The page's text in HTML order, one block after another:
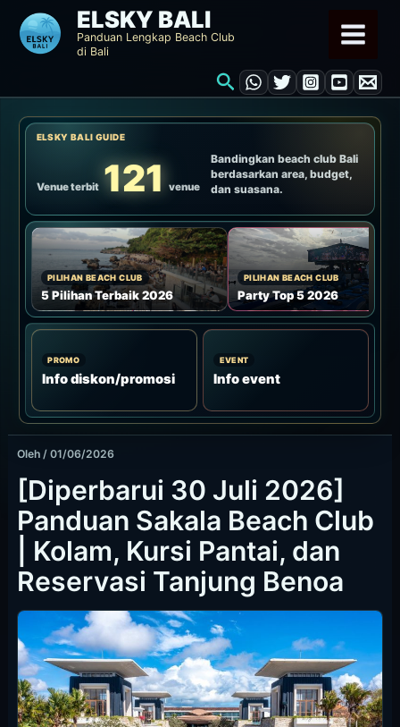
Lewati
konten
ELSKY BALI
Panduan Lengkap Beach Club
di Bali
Cari
ELSKY BALI GUIDE
Venue terbit 121 venue
Bandingkan beach club Bali
berdasarkan area, budget,
dan suasana.
PILIHAN BEACH CLUB
5 Pilihan Terbaik 2026
PILIHAN BEACH CLUB
Party Top 5 2026
PROMO
Info diskon/promosi
EVENT
Info event
Oleh / 01/06/2026
[Diperbarui 30 Juli 2026]
Panduan Sakala Beach Club
| Kolam, Kursi Pantai, dan
Reservasi Tanjung Benoa